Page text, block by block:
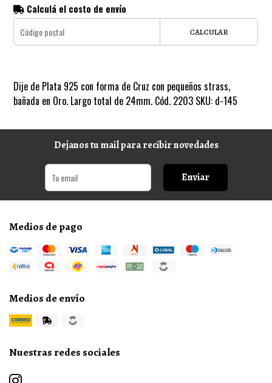
Calculá el costo de envío
CALCULAR
Dije de Plata 925 con forma de Cruz con pequeños strass,
bañada en Oro. Largo total de 24mm. Cód. 2203 SKU: d-145
Dejanos tu mail para recibir novedades
Enviar
Medios de pago
Medios de envío
Nuestras redes sociales